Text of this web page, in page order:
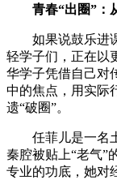
青春“出圈”：
如果说鼓乐进
轻学子们，正在以
华学子凭借自己对
中的焦点，用实际
遗“破圈”。
任菲儿是一名
秦腔被贴上“老气”
专业的功底，她对